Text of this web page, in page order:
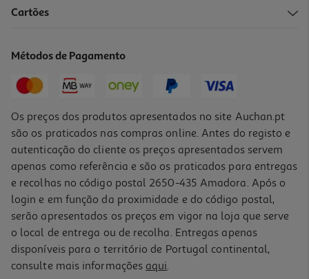
Lápis De Carvão Koh-I-Noor Gioconda
Cartões
Métodos de Pagamento
Os preços dos produtos apresentados no site Auchan.pt
são os praticados nas compras online. Antes do registo e
autenticação do cliente os preços apresentados servem
apenas como referência e são os praticados para entregas
e recolhas no código postal 2650-435 Amadora. Após o
login e em função da proximidade e do código postal,
serão apresentados os preços em vigor na loja que serve
o local de entrega ou de recolha. Entregas apenas
disponíveis para o território de Portugal continental,
consulte mais informações aqui.